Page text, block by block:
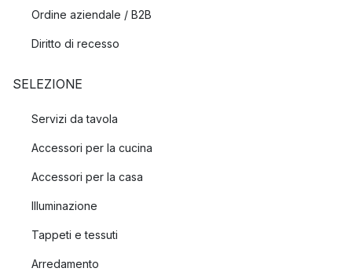
Ordine aziendale / B2B
Diritto di recesso
SELEZIONE
Servizi da tavola
Accessori per la cucina
Accessori per la casa
Illuminazione
Tappeti e tessuti
Arredamento